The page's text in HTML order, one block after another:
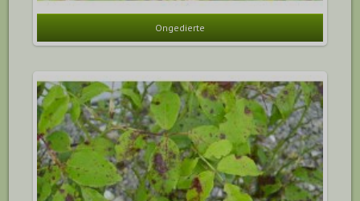
Ongedierte